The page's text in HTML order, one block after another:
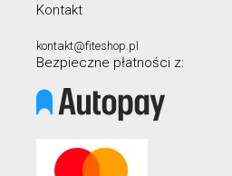
Kontakt
kontakt@fiteshop.pl
Bezpieczne płatności z: